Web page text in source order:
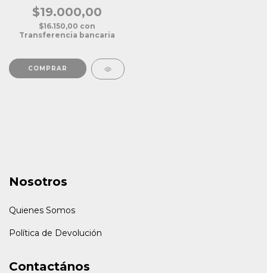
$19.000,00
$16.150,00 con
Transferencia bancaria
Nosotros
Quienes Somos
Política de Devolución
Contactános